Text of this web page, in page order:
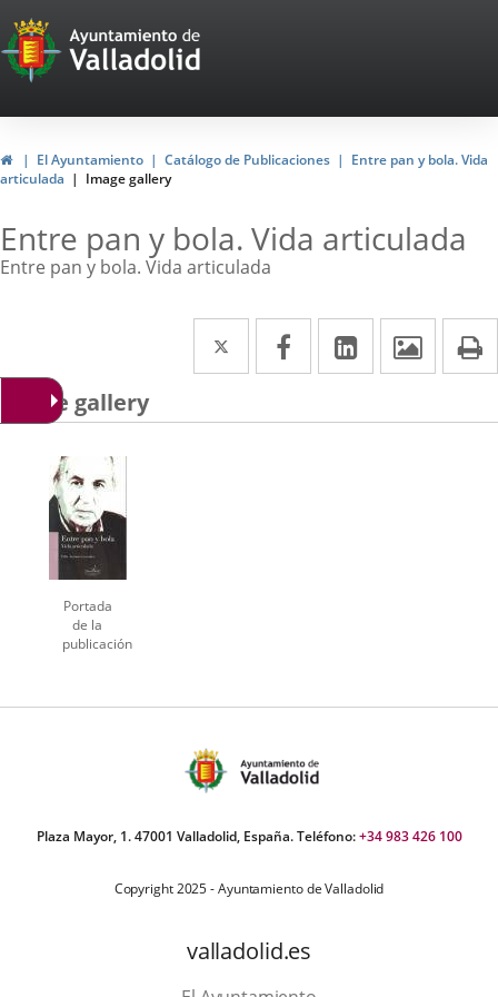
Portal
Web
del
Ayuntamiento
de
Valladolid
HomeEl Ayuntamiento Catálogo de Publicaciones
Entre pan y bola. Vida
articulada
Image gallery
Entre pan y bola. Vida articulada
Entre pan y bola. Vida articulada
Twitter
Enlace
a
una
Facebook
Enlace
a
una
Linkedin
Enlace
a
una
Image gallery
Portada
de la
publicación
Plaza Mayor, 1. 47001 Valladolid, España. Teléfono:+34 983 426 100
Copyright 2025 - Ayuntamiento de Valladolid
valladolid.es